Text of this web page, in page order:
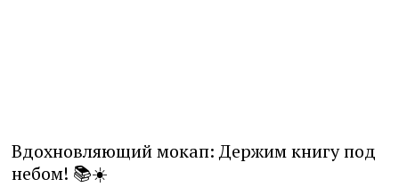
Вдохновляющий мокап: Держим книгу под
небом! 📚☀️